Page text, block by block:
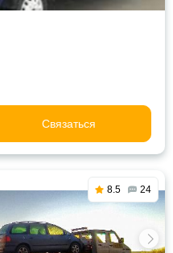
Связаться
8.5 24